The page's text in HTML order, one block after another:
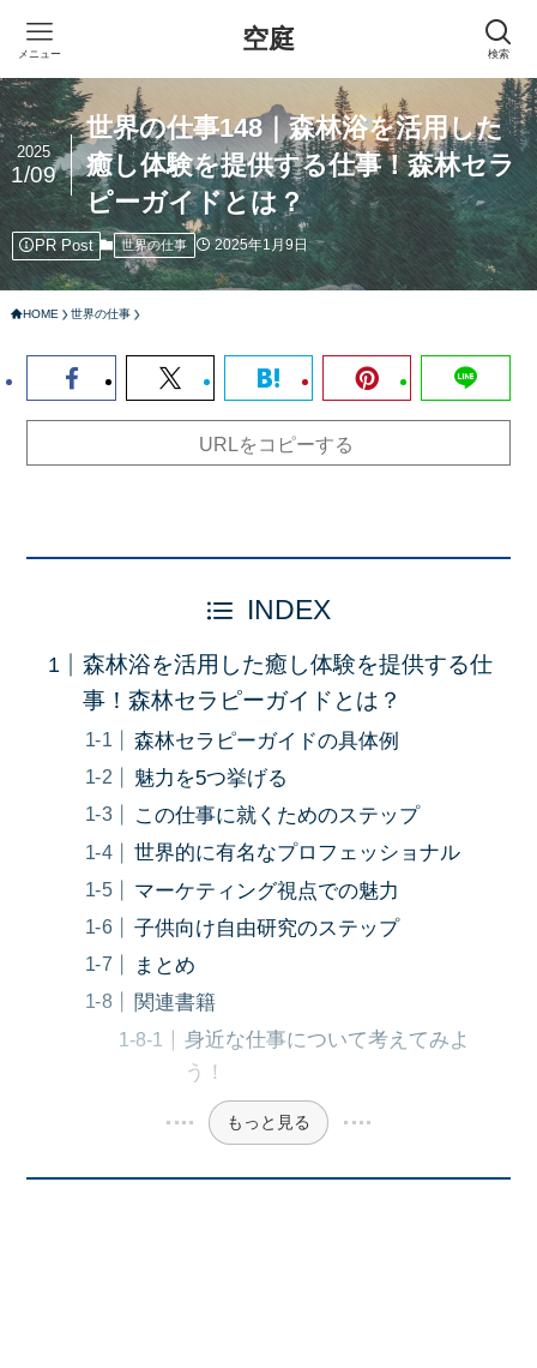
空庭 検索
メニュー
世界の仕事148｜森林浴を活用した
癒し体験を提供する仕事！森林セラ
ピーガイドとは？
2025
1/09
PR Post 世界の仕事 2025年1月9日
HOME 世界の仕事
URLをコピーする
INDEX
森林浴を活用した癒し体験を提供する仕
事！森林セラピーガイドとは？
森林セラピーガイドの具体例
魅力を5つ挙げる
この仕事に就くためのステップ
世界的に有名なプロフェッショナル
マーケティング視点での魅力
子供向け自由研究のステップ
まとめ
関連書籍
身近な仕事について考えてみよ
う！
もっと見る